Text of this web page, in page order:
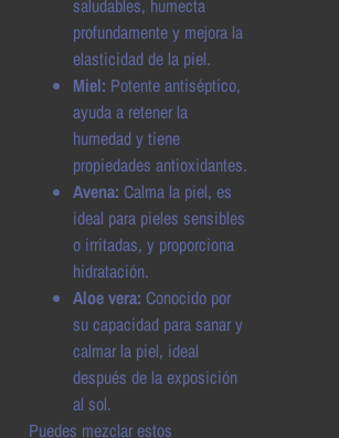
saludables, humecta
profundamente y mejora la
elasticidad de la piel.
Miel: Potente antiséptico,
ayuda a retener la
humedad y tiene
propiedades antioxidantes.
Avena: Calma la piel, es
ideal para pieles sensibles
o irritadas, y proporciona
hidratación.
Aloe vera: Conocido por
su capacidad para sanar y
calmar la piel, ideal
después de la exposición
al sol.
Puedes mezclar estos